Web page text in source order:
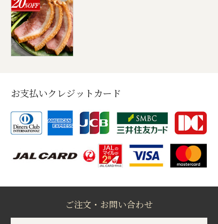
お支払いクレジットカード
ご注文・お問い合わせ